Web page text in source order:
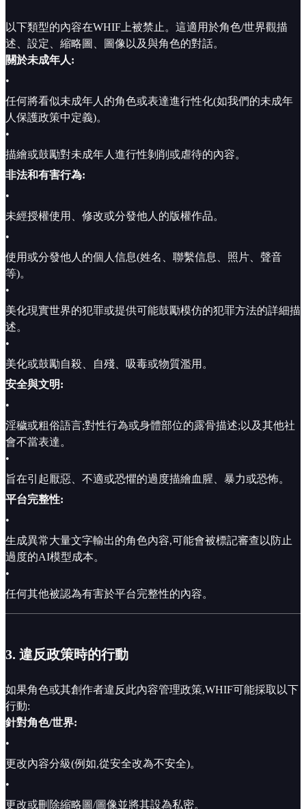
以下類型的內容在WHIF上被禁止。這適用於角色/世界觀描
述、設定、縮略圖、圖像以及與角色的對話。
關於未成年人:
•
任何將看似未成年人的角色或表達進行性化(如我們的未成年
人保護政策中定義)。
•
描繪或鼓勵對未成年人進行性剝削或虐待的內容。
非法和有害行為:
•
未經授權使用、修改或分發他人的版權作品。
•
使用或分發他人的個人信息(姓名、聯繫信息、照片、聲音
等)。
•
美化現實世界的犯罪或提供可能鼓勵模仿的犯罪方法的詳細描
述。
•
美化或鼓勵自殺、自殘、吸毒或物質濫用。
安全與文明:
•
淫穢或粗俗語言;對性行為或身體部位的露骨描述;以及其他社
會不當表達。
•
旨在引起厭惡、不適或恐懼的過度描繪血腥、暴力或恐怖。
平台完整性:
•
生成異常大量文字輸出的角色內容,可能會被標記審查以防止
過度的AI模型成本。
•
任何其他被認為有害於平台完整性的內容。
3. 違反政策時的行動
如果角色或其創作者違反此內容管理政策,WHIF可能採取以下
行動:
針對角色/世界:
•
更改內容分級(例如,從安全改為不安全)。
•
更改或刪除縮略圖/圖像並將其設為私密。